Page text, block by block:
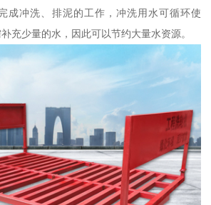
成冲洗、排泥的工作，冲洗用水可循环使
充少量的水，因此可以节约大量水资源。